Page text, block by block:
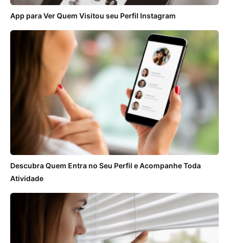
App para Ver Quem Visitou seu Perfil Instagram
Descubra Quem Entra no Seu Perfil e Acompanhe Toda
Atividade